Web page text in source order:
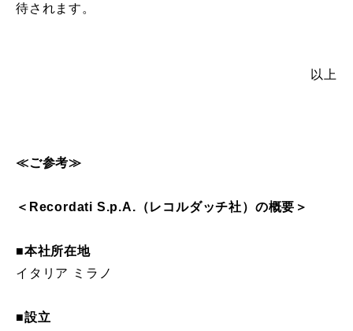
待されます。
以上
≪ご参考≫
＜Recordati S.p.A.（レコルダッチ社）の概要＞
■本社所在地
イタリア ミラノ
■設立